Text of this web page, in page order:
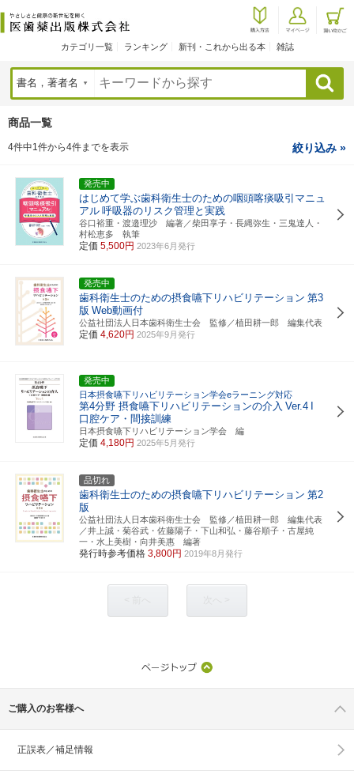
カテゴリ一覧 ランキング 新刊・これから出る本 雑誌
検索
商品一覧
4件中1件から4件までを表示 絞り込み »
発売中
はじめて学ぶ歯科衛生士のための咽頭喀痰吸引マニュ
アル 呼吸器のリスク管理と実践
谷口裕重・渡邉理沙 編著／柴田享子・長縄弥生・三鬼達人・
村松恵多 執筆
定価 5,500円 2023年6月発行
発売中
歯科衛生士のための摂食嚥下リハビリテーション 第3
版 Web動画付
公益社団法人日本歯科衛生士会 監修／植田耕一郎 編集代表
定価 4,620円 2025年9月発行
発売中
日本摂食嚥下リハビリテーション学会eラーニング対応
第4分野 摂食嚥下リハビリテーションの介入 Ver.4
口腔ケア・間接訓練
日本摂食嚥下リハビリテーション学会 編
定価 4,180円 2025年5月発行
品切れ
歯科衛生士のための摂食嚥下リハビリテーション 第2
版
公益社団法人日本歯科衛生士会 監修／植田耕一郎 編集代表
／井上誠・菊谷武・佐藤陽子・下山和弘・藤谷順子・古屋純
一・水上美樹・向井美惠 編著
発行時参考価格 3,800円 2019年8月発行
ご購入のお客様へ
正誤表／補足情報